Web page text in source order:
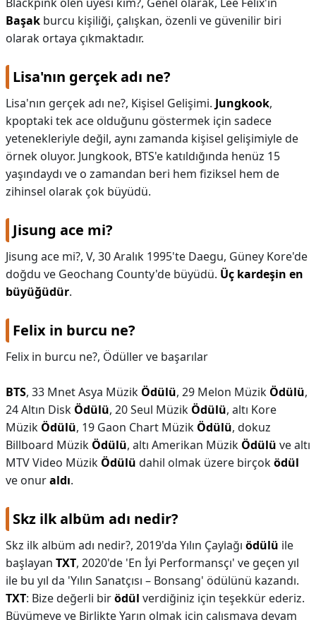
Başak burcu kişiliği, çalışkan, özenli ve güvenilir biri
olarak ortaya çıkmaktadır.
Lisa'nın gerçek adı ne?
Lisa'nın gerçek adı ne?, Kişisel Gelişimi. Jungkook,
kpoptaki tek ace olduğunu göstermek için sadece
yetenekleriyle değil, aynı zamanda kişisel gelişimiyle de
örnek oluyor. Jungkook, BTS'e katıldığında henüz 15
yaşındaydı ve o zamandan beri hem fiziksel hem de
zihinsel olarak çok büyüdü.
Jisung ace mi?
Jisung ace mi?, V, 30 Aralık 1995'te Daegu, Güney Kore'de
doğdu ve Geochang County'de büyüdü. Üç kardeşin en
büyüğüdür.
Felix in burcu ne?
Felix in burcu ne?, Ödüller ve başarılar
BTS, 33 Mnet Asya Müzik Ödülü, 29 Melon Müzik Ödülü,
24 Altın Disk Ödülü, 20 Seul Müzik Ödülü, altı Kore
Müzik Ödülü, 19 Gaon Chart Müzik Ödülü, dokuz
Billboard Müzik Ödülü, altı Amerikan Müzik Ödülü ve altı
MTV Video Müzik Ödülü dahil olmak üzere birçoködül
ve onuraldı.
Skz ilk albüm adı nedir?
Skz ilk albüm adı nedir?, 2019'da Yılın Çaylağı ödülü ile
başlayan TXT, 2020'de 'En İyi Performansçı' ve geçen yıl
ile bu yıl da 'Yılın Sanatçısı – Bonsang' ödülünü kazandı.
TXT: Bize değerli birödül verdiğiniz için teşekkür ederiz.
Büyümeye ve Birlikte Yarın olmak için çalışmaya devam